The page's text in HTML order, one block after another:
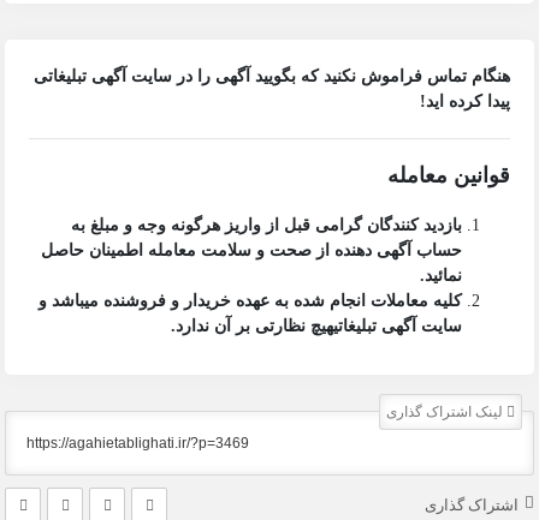
هنگام تماس فراموش نکنید که بگویید آگهی را درسایت آگهی تبلیغاتی
پیدا کرده اید!
قوانین معامله
بازدید کنندگان گرامی قبل از واریز هرگونه وجه و مبلغ به
حساب آگهی دهنده از صحت و سلامت معامله اطمینان حاصل
نمائید.
کلیه معاملات انجام شده به عهده خریدار و فروشنده میباشد و
سایت آگهی تبلیغاتیهیچ نظارتی بر آن ندارد.
لینک اشتراک گذاری
اشتراک گذاری